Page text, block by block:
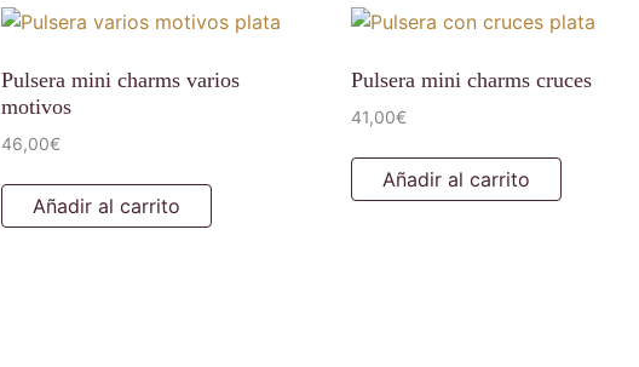
Pulsera mini charms varios
motivos
46,00€
Añadir al carrito
Pulsera mini charms cruces
41,00€
Añadir al carrito